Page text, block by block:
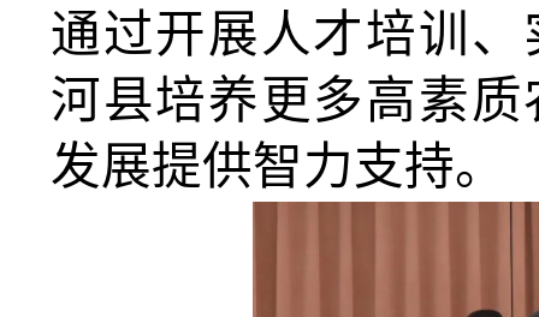
通过开展人才培训
河县培养更多高素
发展提供智力支持。